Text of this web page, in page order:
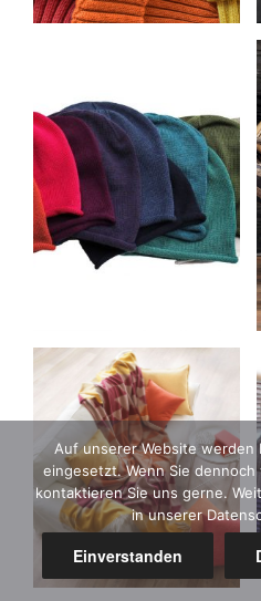
Auf unserer Website
eingesetzt. Wenn Sie
kontaktieren Sie uns gerne.
in unserer
Einverstanden